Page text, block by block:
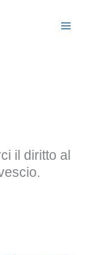
il diritto al